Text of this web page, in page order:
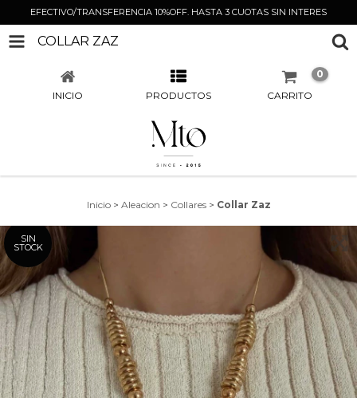
EFECTIVO/TRANSFERENCIA 10%OFF. HASTA 3 CUOTAS SIN INTERES
COLLAR ZAZ
INICIO PRODUCTOS CARRITO
0
Inicio > Aleacion > Collares > Collar Zaz
SIN
STOCK